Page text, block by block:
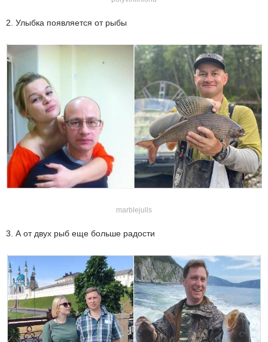
2. Улыбка появляется от рыбы
marblejulls
3. А от двух рыб еще больше радости